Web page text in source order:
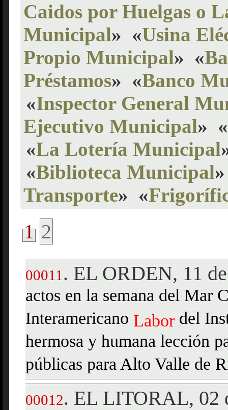
Caidos por Huelgas o
Municipal» «Usina
Propio Municipal» «
Préstamos» «Banco
«Inspector General
Ejecutivo Municipal» «
«La Lotería Municipal
«Biblioteca Municipal»
Transporte» «
1 2
00011 . EL ORDEN, 11
actos en la semana del Mar
Interamericano Labor del
hermosa y humana lección
públicas para Alto Valle de
00012. EL LITORAL, 02